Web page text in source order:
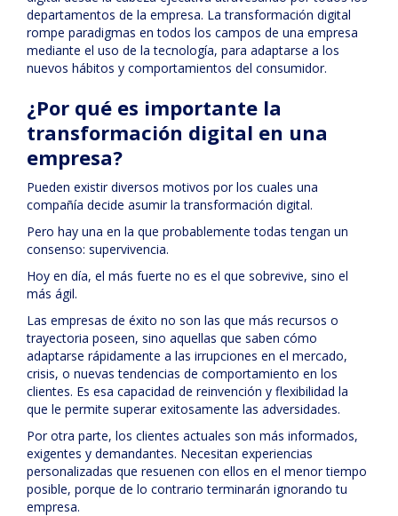
departamentos de la empresa. La transformación digital
rompe paradigmas en todos los campos de una empresa
mediante el uso de la tecnología, para adaptarse a los
nuevos hábitos y comportamientos del consumidor.
¿Por qué es importante la
transformación digital en una
empresa?
Pueden existir diversos motivos por los cuales una
compañía decide asumir la transformación digital.
Pero hay una en la que probablemente todas tengan un
consenso: supervivencia.
Hoy en día, el más fuerte no es el que sobrevive, sino el
más ágil.
Las empresas de éxito no son las que más recursos o
trayectoria poseen, sino aquellas que saben cómo
adaptarse rápidamente a las irrupciones en el mercado,
crisis, o nuevas tendencias de comportamiento en los
clientes. Es esa capacidad de reinvención y flexibilidad la
que le permite superar exitosamente las adversidades.
Por otra parte, los clientes actuales son más informados,
exigentes y demandantes. Necesitan experiencias
personalizadas que resuenen con ellos en el menor tiempo
posible, porque de lo contrario terminarán ignorando tu
empresa.